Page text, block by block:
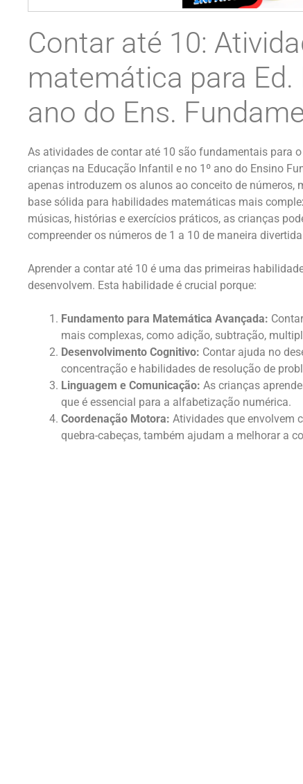
Contar até 10:
matemática para Ed.
ano do Ens.
As atividades de contar até 10 são fundamentais para
crianças na Educação Infantil e no 1º ano do Ensino
apenas introduzem os alunos ao conceito de
base sólida para habilidades matemáticas mais
músicas, histórias e exercícios práticos, as crianças
compreender os números de 1 a 10 de maneira
Aprender a contar até 10 é uma das primeiras
desenvolvem. Esta habilidade é crucial porque:
Fundamento para Matemática Avançada:
mais complexas, como adição, subtração,
Desenvolvimento Cognitivo: Contar ajuda no
concentração e habilidades de resolução de
Linguagem e Comunicação: As crianças
que é essencial para a alfabetização numérica.
Coordenação Motora: Atividades que envolvem
quebra-cabeças, também ajudam a melhorar a